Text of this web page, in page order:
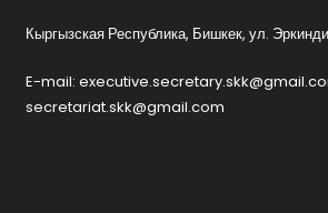
Кыргызская Республика, Бишкек, ул.
E-mail:
secretariat.skk@gmail.com